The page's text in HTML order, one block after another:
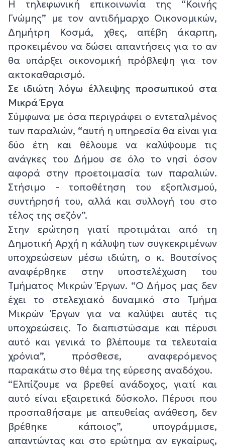
Η τηλεφωνική επικοινωνία της “Κοινής
Γνώμης” με τον αντιδήμαρχο Οικονομικών,
Δημήτρη Κοσμά, χθες, απέβη άκαρπη,
προκειμένου να δώσει απαντήσεις για το αν
θα υπάρξει οικονομική πρόβλεψη για τον
ακτοκαθαρισμό.
Σε ιδιώτη λόγω έλλειψης προσωπικού στα
Μικρά Έργα
Σύμφωνα με όσα περιγράφει ο εντεταλμένος
των παραλιών, “αυτή η υπηρεσία θα είναι για
δύο έτη και θέλουμε να καλύψουμε τις
ανάγκες του Δήμου σε όλο το νησί όσον
αφορά στην προετοιμασία των παραλιών.
Στήσιμο - τοποθέτηση του εξοπλισμού,
συντήρησή του, αλλά και συλλογή του στο
τέλος της σεζόν”.
Στην ερώτηση γιατί προτιμάται από τη
Δημοτική Αρχή η κάλυψη των συγκεκριμένων
υποχρεώσεων μέσω ιδιώτη, ο κ. Βουτσίνος
αναφέρθηκε στην υποστελέχωση του
Τμήματος Μικρών Έργων. “Ο Δήμος μας δεν
έχει το στελεχιακό δυναμικό στο Τμήμα
Μικρών Έργων για να καλύψει αυτές τις
υποχρεώσεις. Το διαπιστώσαμε και πέρυσι
αυτό και γενικά το βλέπουμε τα τελευταία
χρόνια”, πρόσθεσε, αναφερόμενος
παρακάτω στο θέμα της εύρεσης αναδόχου.
“Ελπίζουμε να βρεθεί ανάδοχος, γιατί και
αυτό είναι εξαιρετικά δύσκολο. Πέρυσι που
προσπαθήσαμε με απευθείας ανάθεση, δεν
βρέθηκε κάποιος”, υπογράμμισε,
απαντώντας και στο ερώτημα αν εγκαίρως,